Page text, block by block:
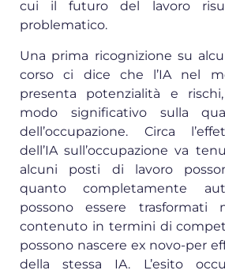
cui il futuro del lavoro
problematico.
Una prima ricognizione su
corso ci dice che l’IA nel
presenta potenzialità e
modo significativo sulla
dell’occupazione. Circa
dell’IA sull’occupazione va
alcuni posti di lavoro
quanto completamente
possono essere
contenuto in termini di
possono nascere ex novo-per
della stessa IA. L’esito